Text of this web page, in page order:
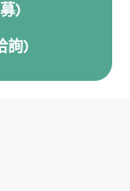
)
詢)